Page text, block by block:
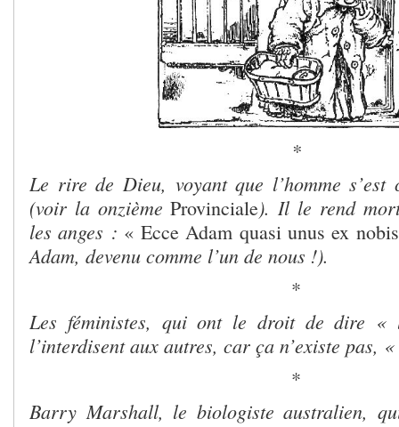
*
Le rire de Dieu, voyant que l’homme
(voir la onzièmeProvinciale). Il le rend
les anges : « Ecce Adam quasi unus ex
Adam, devenu comme l’un de nous !).
*
Les féministes, qui ont le droit de dire «
l’interdisent aux autres, car ça n’existe pas,
*
Barry Marshall, le biologiste australien,